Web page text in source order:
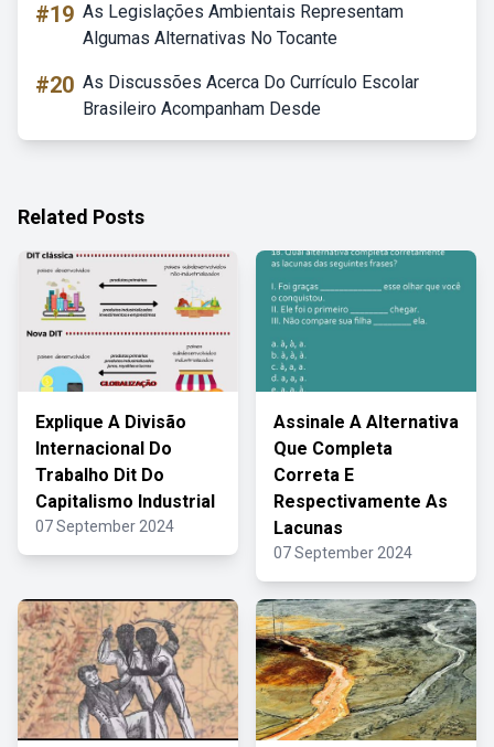
#19 As Legislações Ambientais Representam
Algumas Alternativas No Tocante
#20 As Discussões Acerca Do Currículo Escolar
Brasileiro Acompanham Desde
Related Posts
Explique A Divisão
Internacional Do
Trabalho Dit Do
Capitalismo Industrial
07 September 2024
Assinale A Alternativa
Que Completa
Correta E
Respectivamente As
Lacunas
07 September 2024